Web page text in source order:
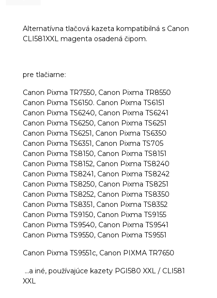
Alternatívna tlačová kazeta kompatibilná s Canon
CLI581XXL magenta osadená čipom.
pre tlačiarne:
Canon Pixma TR7550, Canon Pixma TR8550
Canon Pixma TS6150. Canon Pixma TS6151
Canon Pixma TS6240, Canon Pixma TS6241
Canon Pixma TS6250, Canon Pixma TS6251
Canon Pixma TS6251, Canon Pixma TS6350
Canon Pixma TS6351, Canon Pixma TS705
Canon Pixma TS8150, Canon Pixma TS8151
Canon Pixma TS8152, Canon Pixma TS8240
Canon Pixma TS8241, Canon Pixma TS8242
Canon Pixma TS8250, Canon Pixma TS8251
Canon Pixma TS8252, Canon Pixma TS8350
Canon Pixma TS8351, Canon Pixma TS8352
Canon Pixma TS9150, Canon Pixma TS9155
Canon Pixma TS9540, Canon Pixma TS9541
Canon Pixma TS9550, Canon Pixma TS9551
Canon Pixma TS9551c, Canon PIXMA TR7650
...a iné, používajúce kazety PGI580 XXL / CLI581
XXL